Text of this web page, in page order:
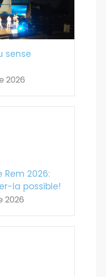
sense
2026
2026:
la possible!
2026